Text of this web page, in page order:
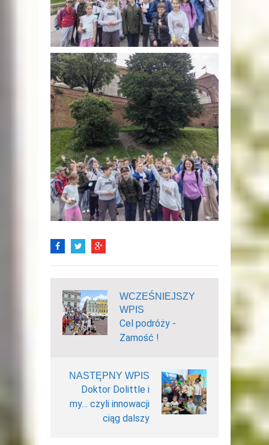
WCZEŚNIEJSZY
WPIS
Cel podróży -
Zamość !
NASTĘPNY WPIS
Doktor Dolittle i
my… czyli innowacji
ciąg dalszy